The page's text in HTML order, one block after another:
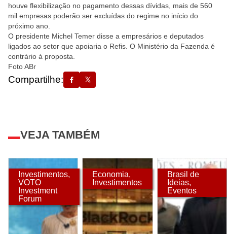
houve flexibilização no pagamento dessas dívidas, mais de 560
mil empresas poderão ser excluídas do regime no início do
próximo ano.
O presidente Michel Temer disse a empresários e deputados
ligados ao setor que apoiaria o Refis. O Ministério da Fazenda é
contrário à proposta.
Foto ABr
Compartilhe:
VEJA TAMBÉM
Investimentos,
VOTO
Investment
Forum
Economia,
Investimentos
Brasil de
Ideias,
Eventos